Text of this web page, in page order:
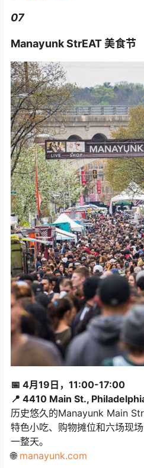
07
Manayunk StrEAT 美食节
📅 4月19日，11:00-17:00
📍 4410 Main St.,
历史悠久的Manayunk Main
特色小吃、购物摊位和六场现
一整天。
🌐 manayunk.com